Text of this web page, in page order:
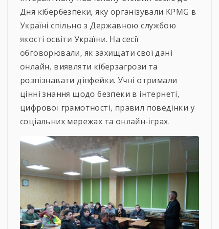
Дня кібербезпеки, яку організували KPMG в
Україні спільно з Державною службою
якості освіти України. На сесії
обговорювали, як захищати свої дані
онлайн, виявляти кіберзагрози та
розпізнавати діпфейки. Учні отримали
цінні знання щодо безпеки в інтернеті,
цифрової грамотності, правил поведінки у
соціальних мережах та онлайн-іграх.